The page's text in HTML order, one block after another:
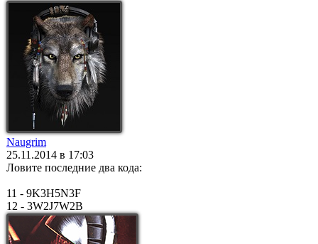
Naugrim
25.11.2014 в 17:03
Ловите последние два кода:
11 - 9K3H5N3F
12 - 3W2J7W2B